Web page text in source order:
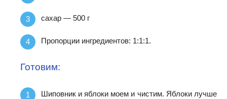
сахар — 500 г
Пропорции ингредиентов: 1:1:1.
Готовим:
Шиповник и яблоки моем и чистим. Яблоки лучше